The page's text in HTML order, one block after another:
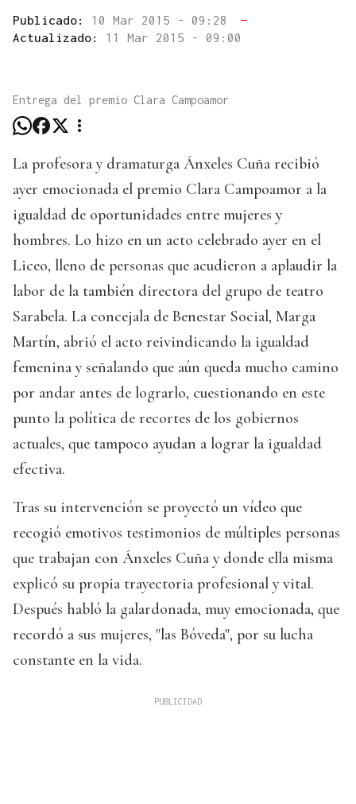
Publicado: 10 Mar 2015 - 09:28
—
Actualizado: 11 Mar 2015 - 09:00
Entrega del premio Clara Campoamor
La profesora y dramaturga Ánxeles Cuña recibió
ayer emocionada el premio Clara Campoamor a la
igualdad de oportunidades entre mujeres y
hombres. Lo hizo en un acto celebrado ayer en el
Liceo, lleno de personas que acudieron a aplaudir la
labor de la también directora del grupo de teatro
Sarabela. La concejala de Benestar Social, Marga
Martín, abrió el acto reivindicando la igualdad
femenina y señalando que aún queda mucho camino
por andar antes de lograrlo, cuestionando en este
punto la política de recortes de los gobiernos
actuales, que tampoco ayudan a lograr la igualdad
efectiva.
Tras su intervención se proyectó un vídeo que
recogió emotivos testimonios de múltiples personas
que trabajan con Ánxeles Cuña y donde ella misma
explicó su propia trayectoria profesional y vital.
Después habló la galardonada, muy emocionada, que
recordó a sus mujeres, "las Bóveda", por su lucha
constante en la vida.